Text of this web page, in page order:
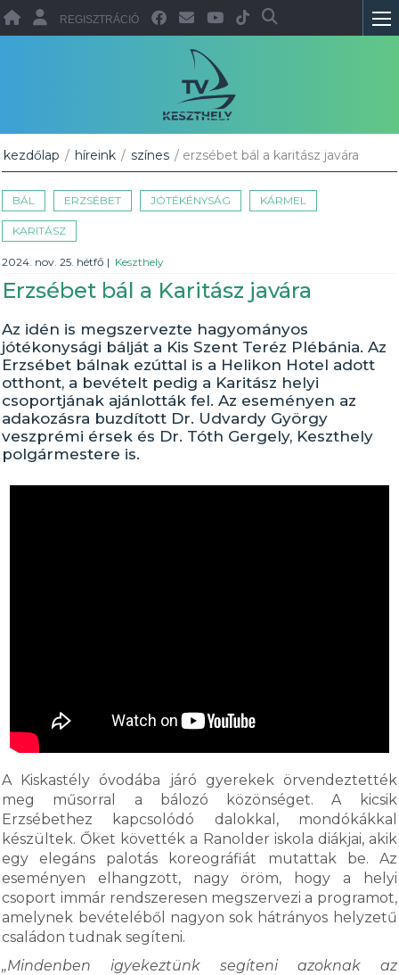
REGISZTRÁCIÓ
kezdőlap / híreink / színes / erzsébet bál a karitász javára
BÁL ERZSÉBET JÓTÉKÉNYSÁG KÁRMEL
KARITÁSZ
2024. nov. 25. hétfő | Keszthely
Erzsébet bál a Karitász javára
Az idén is megszervezte hagyományos
jótékonysági bálját a Kis Szent Teréz Plébánia. Az
Erzsébet bálnak ezúttal is a Helikon Hotel adott
otthont, a bevételt pedig a Karitász helyi
csoportjának ajánlották fel. Az eseményen az
adakozásra buzdított Dr. Udvardy György
veszprémi érsek és Dr. Tóth Gergely, Keszthely
polgármestere is.
A Kiskastély óvodába járó gyerekek örvendeztették
meg műsorral a bálozó közönséget. A kicsik
Erzsébethez kapcsolódó dalokkal, mondókákkal
készültek. Őket követték a Ranolder iskola diákjai, akik
egy elegáns palotás koreográfiát mutattak be. Az
eseményen elhangzott, nagy öröm, hogy a helyi
csoport immár rendszeresen megszervezi a programot,
amelynek bevételéből nagyon sok hátrányos helyzetű
családon tudnak segíteni.
„Mindenben igyekeztünk segíteni azoknak az